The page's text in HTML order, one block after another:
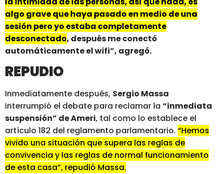
algo grave que haya pasado en medio de una
sesión pero yo estaba completamente
desconectado, después me conectó
automáticamente el wifi”, agregó.
REPUDIO
Inmediatamente después, Sergio Massa
interrumpió el debate para reclamar la “inmediata
suspensión” de Ameri, tal como lo establece el
artículo 182 del reglamento parlamentario. “Hemos
vivido una situación que supera las reglas de
convivencia y las reglas de normal funcionamiento
de esta casa”, repudió Massa.